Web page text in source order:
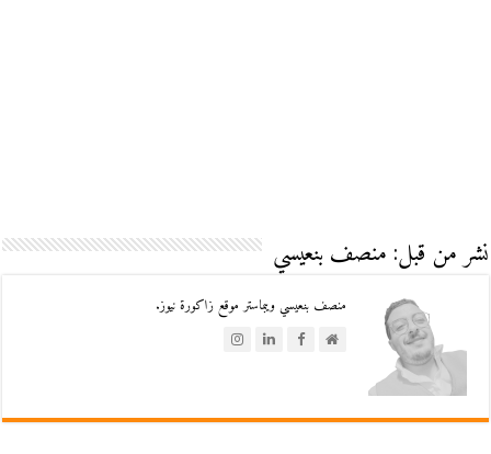
نشر من قبل: منصف بنعيسي
منصف بنعيسي ويبماستر موقع زاكورة نيوز.